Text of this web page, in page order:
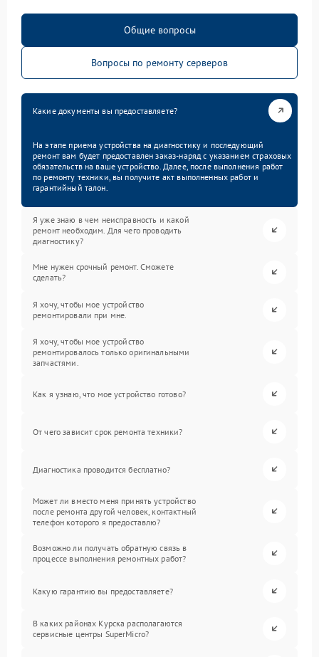
Общие вопросы
Вопросы по ремонту серверов
Какие документы вы предоставляете?
На этапе приема устройства на диагностику и последующий
ремонт вам будет предоставлен заказ-наряд с указанием страховых
обязательств на ваше устройство. Далее, после выполнения работ
по ремонту техники, вы получите акт выполненных работ и
гарантийный талон.
Я уже знаю в чем неисправность и какой
ремонт необходим. Для чего проводить
диагностику?
Мне нужен срочный ремонт. Сможете
сделать?
Я хочу, чтобы мое устройство
ремонтировали при мне.
Я хочу, чтобы мое устройство
ремонтировалось только оригинальными
запчастями.
Как я узнаю, что мое устройство готово?
От чего зависит срок ремонта техники?
Диагностика проводится бесплатно?
Может ли вместо меня принять устройство
после ремонта другой человек, контактный
телефон которого я предоставлю?
Возможно ли получать обратную связь в
процессе выполнения ремонтных работ?
Какую гарантию вы предоставляете?
В каких районах Курска располагаются
сервисные центры SuperMicro?